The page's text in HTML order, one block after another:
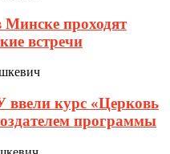
Минске проходят
встречи
ввели курс «Церковь
программы